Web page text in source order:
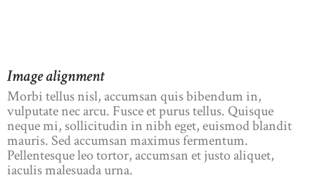
Image alignment
Morbi tellus nisl, accumsan quis bibendum in,
vulputate nec arcu. Fusce et purus tellus. Quisque
neque mi, sollicitudin in nibh eget, euismod blandit
mauris. Sed accumsan maximus fermentum.
Pellentesque leo tortor, accumsan et justo aliquet,
iaculis malesuada urna.